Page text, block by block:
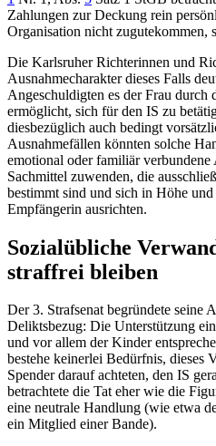
Zahlungen zur Deckung rein
Organisation nicht zugutekommen,
Die Karlsruher Richterinnen und
Ausnahmecharakter dieses Falls
Angeschuldigten es der Frau durch
ermöglicht, sich für den IS zu
diesbezüglich auch bedingt
Ausnahmefällen könnten solche
emotional oder familiär verbundene
Sachmittel zuwenden, die
bestimmt sind und sich in Höhe
Empfängerin ausrichten.
Sozialübliche
straffrei bleiben
Der 3. Strafsenat begründete seine
Deliktsbezug: Die Unterstützung
und vor allem der Kinder
bestehe keinerlei Bedürfnis, dieses
Spender darauf achteten, den IS
betrachtete die Tat eher wie die
eine neutrale Handlung (wie etwa
ein Mitglied einer Bande).